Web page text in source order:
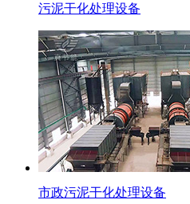
污泥干化处理设备
市政污泥干化处理设备